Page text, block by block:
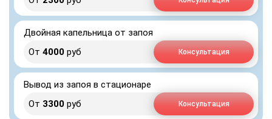
Двойная капельница от запоя
От 4000 руб Консультация
Вывод из запоя в стационаре
От 3300 руб Консультация